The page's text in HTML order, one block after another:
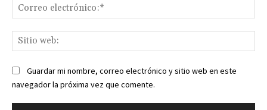
Guardar mi nombre, correo electrónico y sitio web en este
navegador la próxima vez que comente.